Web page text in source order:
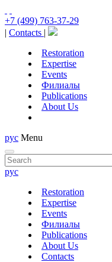
+7 (499) 763-37-29
| Contacts |
Restoration
Expertise
Events
Филиалы
Publications
About Us
рус Menu
рус
Restoration
Expertise
Events
Филиалы
Publications
About Us
Contacts